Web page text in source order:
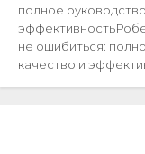
полное
эффективность
не ошибиться:
качество и